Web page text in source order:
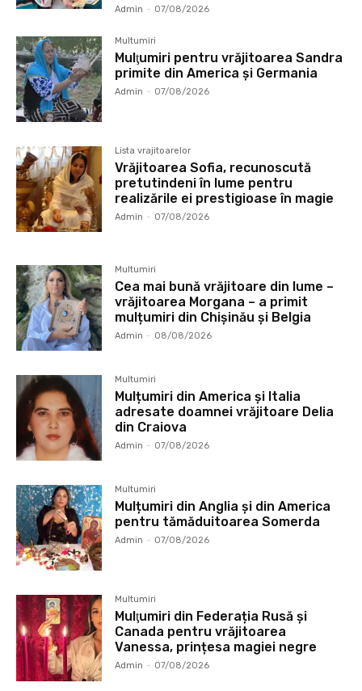
Admin - 07/08/2026
Multumiri
Mulţumiri pentru vrăjitoarea Sandra
primite din America și Germania
Admin - 07/08/2026
Lista vrajitoarelor
Vrăjitoarea Sofia, recunoscută
pretutindeni în lume pentru
realizările ei prestigioase în magie
Admin - 07/08/2026
Multumiri
Cea mai bună vrăjitoare din lume –
vrăjitoarea Morgana – a primit
mulțumiri din Chișinău și Belgia
Admin - 08/08/2026
Multumiri
Mulțumiri din America și Italia
adresate doamnei vrăjitoare Delia
din Craiova
Admin - 07/08/2026
Multumiri
Mulțumiri din Anglia și din America
pentru tămăduitoarea Somerda
Admin - 07/08/2026
Multumiri
Mulţumiri din Federația Rusă și
Canada pentru vrăjitoarea
Vanessa, prințesa magiei negre
Admin - 07/08/2026